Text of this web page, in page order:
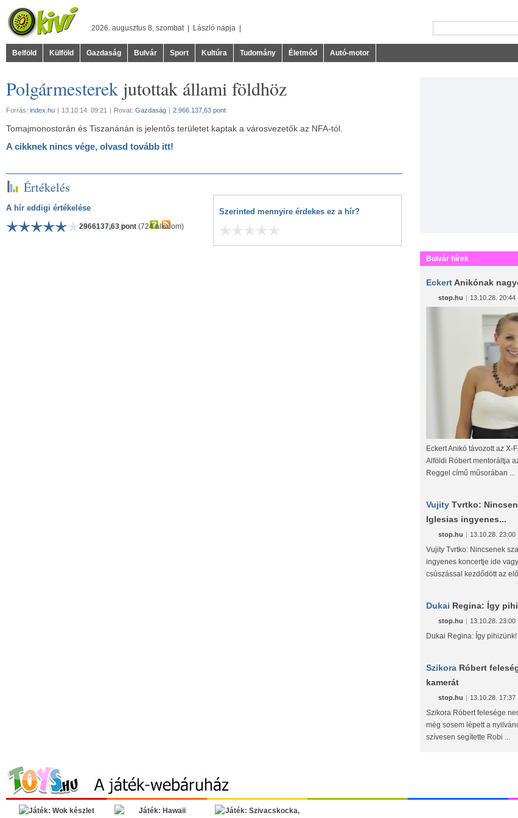
2026. augusztus 8, szombat | László napja |
Belföld Külföld Gazdaság Bulvár Sport Kultúra Tudomány Életmód Autó-motor
Polgármesterek jutottak állami földhöz
Forrás: index.hu | 13.10.14. 09:21 | Rovat: Gazdaság | 2.966.137,63 pont
Tomajmonostorán és Tiszanánán is jelentős területet kaptak a városvezetők az NFA-tól.
A cikknek nincs vége, olvasd tovább itt!
Értékelés
A hír eddigi értékelése
2966137,63 pont (724 alkalom)
Szerinted mennyire érdekes ez a hír?
Bulvár hírek
EckertAnikónak
stop.hu | 13.10.28. 20:44
Eckert Anikó távozott az
Alföldi Róbert mentoráltja
Reggel című műsorában ...
Vujity Tvrtko:
Iglesias ingyenes...
stop.hu | 13.10.28. 23:00
Vujity Tvrtko: Nincsenek
ingyenes koncertje ide
csúszással kezdődött az
Dukai Regina: Így
stop.hu | 13.10.28. 23:00
Dukai Regina: Így pihizünk!
Szikora Róbert
kamerát
stop.hu | 13.10.28. 17:37
Szikora Róbert felesége
még sosem lépett a
szívesen segítette Robi ...